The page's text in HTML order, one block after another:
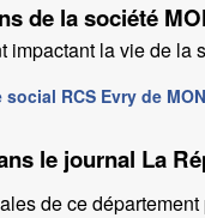
de la société
impactant la vie de la
RCS Evry de
le journal La
de ce